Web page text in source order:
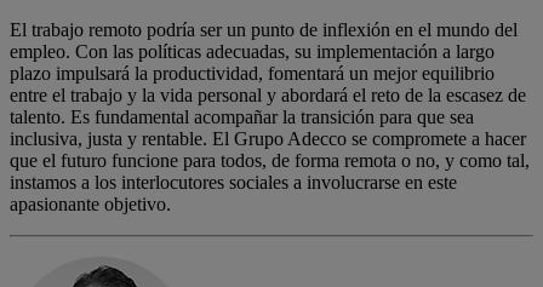
El trabajo remoto podría ser un punto de inflexión en el mundo del
empleo. Con las políticas adecuadas, su implementación a largo
plazo impulsará la productividad, fomentará un mejor equilibrio
entre el trabajo y la vida personal y abordará el reto de la escasez de
talento. Es fundamental acompañar la transición para que sea
inclusiva, justa y rentable. El Grupo Adecco se compromete a hacer
que el futuro funcione para todos, de forma remota o no, y como tal,
instamos a los interlocutores sociales a involucrarse en este
apasionante objetivo.